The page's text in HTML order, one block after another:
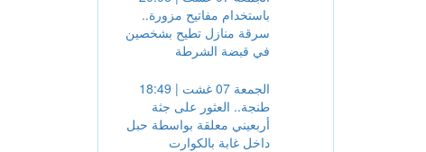
الجمعة 07 غشت | 20:08
باستخدام مفاتيح مزورة..
سرقة منازل تطيح بشخصين
الجمعة 07 غشت | 18:49
طنجة.. العثور على جثة
أربعيني معلقة بواسطة حبل